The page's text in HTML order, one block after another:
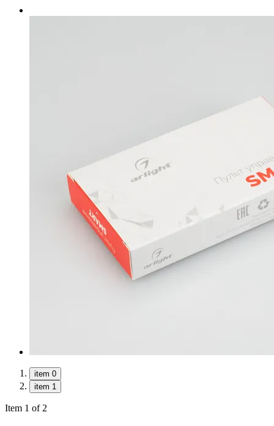
item 0
item 1
Item 1 of 2